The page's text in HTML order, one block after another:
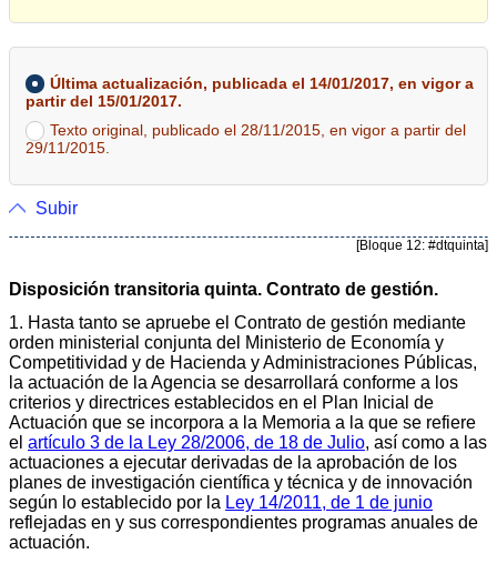
Última actualización, publicada el 14/01/2017, en vigor a
partir del 15/01/2017.
Texto original, publicado el 28/11/2015, en vigor a partir del
29/11/2015.
Subir
[Bloque 12: #dtquinta]
Disposición transitoria quinta. Contrato de gestión.
1. Hasta tanto se apruebe el Contrato de gestión mediante
orden ministerial conjunta del Ministerio de Economía y
Competitividad y de Hacienda y Administraciones Públicas,
la actuación de la Agencia se desarrollará conforme a los
criterios y directrices establecidos en el Plan Inicial de
Actuación que se incorpora a la Memoria a la que se refiere
el artículo 3 de la Ley 28/2006, de 18 de Julio, así como a las
actuaciones a ejecutar derivadas de la aprobación de los
planes de investigación científica y técnica y de innovación
según lo establecido por la Ley 14/2011, de 1 de junio
reflejadas en y sus correspondientes programas anuales de
actuación.